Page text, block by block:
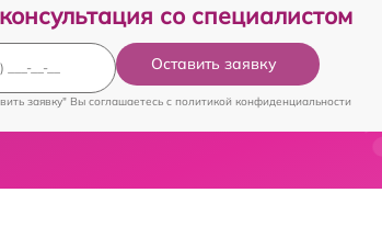
со специалистом
Оставить заявку
заявку" Вы соглашаетесь c политикой конфиденциальности